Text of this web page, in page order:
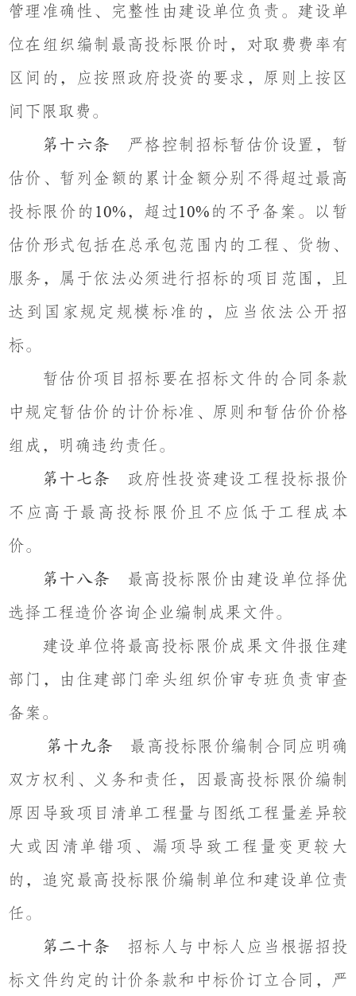
管理准确性、完整性由建设单位负责。建设单
位在组织编制最高投标限价时，对取费费率有
区间的，应按照政府投资的要求，原则上按区
间下限取费。
第十六条 严格控制招标暂估价设置，暂
估价、暂列金额的累计金额分别不得超过最高
投标限价的 10%，超过10% 的不予备案。以暂
估价形式包括在总承包范围内的工程、货物、
服务，属于依法必须进行招标的项目范围，且
达到国家规定规模标准的，应当依法公开招
标。
暂估价项目招标要在招标文件的合同条款
中规定暂估价的计价标准、原则和暂估价价格
组成，明确违约责任。
第十七条 政府性投资建设工程投标报价
不应高于最高投标限价且不应低于工程成本
价。
第十八条 最高投标限价由建设单位择优
选择工程造价咨询企业编制成果文件。
建设单位将最高投标限价成果文件报住建
部门，由住建部门牵头组织价审专班负责审查
备案。
第十九条 最高投标限价编制合同应明确
双方权利、义务和责任，因最高投标限价编制
原因导致项目清单工程量与图纸工程量差异较
大或因清单错项、漏项导致工程量变更较大
的，追究最高投标限价编制单位和建设单位责
任。
第二十条 招标人与中标人应当根据招投
标文件约定的计价条款和中标价订立合同，严